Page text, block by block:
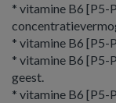
* vitamine B6 [P5-
* vitamine B6 [P5-
* vitamine B6 [P5-
geest.
* vitamine B6 [P5-